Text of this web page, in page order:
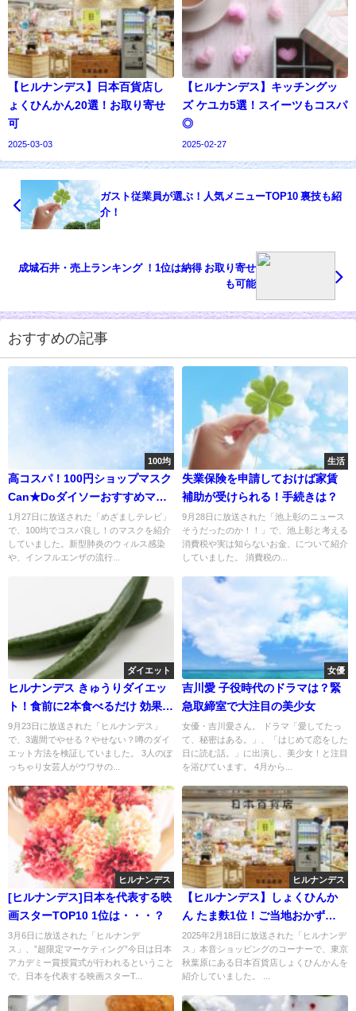
【ヒルナンデス】日本百貨店し
ょくひんかん20選！お取り寄せ
可
2025-03-03
【ヒルナンデス】キッチングッ
ズ ケユカ5選！スイーツもコスパ
◎
2025-02-27
ガスト従業員が選ぶ！人気メニューTOP10 裏技も紹
介！
成城石井・売上ランキング ！1位は納得 お取り寄せ
も可能
おすすめの記事
100均
高コスパ！100円ショップマスク
Can★Doダイソーおすすめマス
ク
1月27日に放送された「めざましテレビ」
で、100均でコスパ良し！のマスクを紹介
していました。新型肺炎のウィルス感染
や、インフルエンザの流行...
生活
失業保険を申請しておけば家賃
補助が受けられる！手続きは？
9月28日に放送された「池上彰のニュース
そうだったのか！！」で、池上彰と考える
消費税や実は知らないお金、について紹介
していました。 消費税の...
ダイエット
ヒルナンデス きゅうりダイエッ
ト！食前に2本食べるだけ 効果
は？
9月23日に放送された「ヒルナンデス」
で、3週間でやせる？やせない？噂のダイ
エット方法を検証していました。 3人のぽ
っちゃり女芸人がウワサの...
女優
吉川愛 子役時代のドラマは？緊
急取締室で大注目の美少女
女優・吉川愛さん。 ドラマ「愛してたっ
て、秘密はある。」、「はじめて恋をした
日に読む話。」に出演し、美少女！と注目
を浴びています。 4月から...
ヒルナンデス
[ヒルナンデス]日本を代表する映
画スターTOP10 1位は・・・？
3月6日に放送された「ヒルナンデ
ス」、”超限定マーケティング”今日は日本
アカデミー賞授賞式が行われるということ
で、日本を代表する映画スターT...
ヒルナンデス
【ヒルナンデス】しょくひんか
ん たま麩1位！ご当地おかず
TOP3
2025年2月18日に放送された「ヒルナンデ
ス」本音ショッピングのコーナーで、東京
秋葉原にある日本百貨店しょくひんかんを
紹介していました。 ...